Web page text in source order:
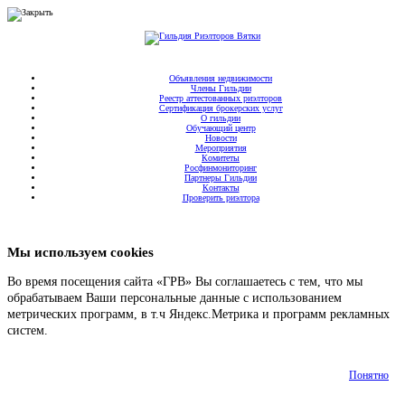
Объявления недвижимости
Члены Гильдии
Реестр аттестованных риэлторов
Сертификация брокерских услуг
О гильдии
Обучающий центр
Новости
Мероприятия
Комитеты
Росфинмониторинг
Партнеры Гильдии
Контакты
Проверить риэлтора
Мы используем cookies
Во время посещения сайта «ГРВ» Вы соглашаетесь с тем, что мы
обрабатываем Ваши персональные данные с использованием
метрических программ, в т.ч Яндекс.Метрика и программ рекламных
систем.
Понятно